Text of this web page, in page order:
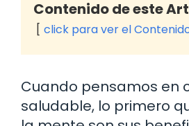
Contenido de este
click para ver el
Cuando pensamos en
saludable, lo primero